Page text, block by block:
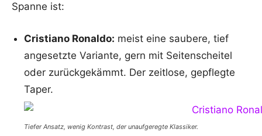
Spanne ist:
Cristiano Ronaldo: meist eine saubere, tief
angesetzte Variante, gern mit Seitenscheitel
oder zurückgekämmt. Der zeitlose, gepflegte
Taper.
Tiefer Ansatz, wenig Kontrast, der unaufgeregte Klassiker.